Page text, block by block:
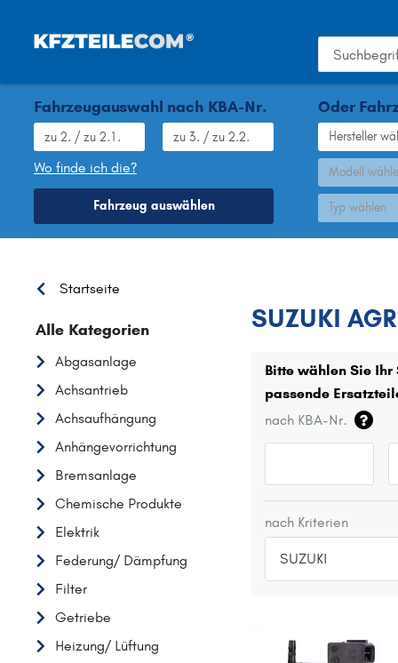
Fahrzeugauswahl nach KBA-Nr.
Wo finde ich die?
Fahrzeug auswählen
Oder
Hersteller
Modell
Typ wählen
Startseite
Alle Kategorien
Abgasanlage
Achsantrieb
Achsaufhängung
Anhängevorrichtung
Bremsanlage
Chemische Produkte
Elektrik
Federung/ Dämpfung
Filter
Getriebe
Heizung/ Lüftung
SUZUKI
Bitte wählen Sie
passende
nach KBA-Nr.
nach Kriterien
SUZUKI
OPEL